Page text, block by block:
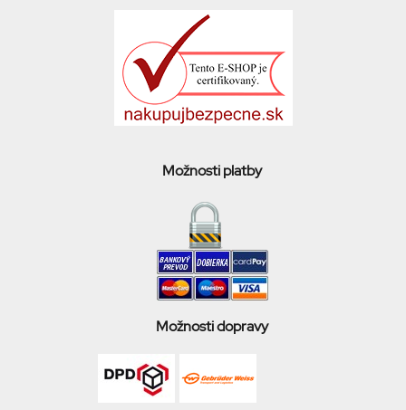
Možnosti platby
Možnosti dopravy